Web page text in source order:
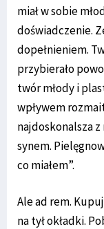
miał w sobie
doświadczenie.
dopełnieniem.
przybierało
twór młody i
wpływem
najdoskonalsza
synem.
co miałem”.
Ale ad rem.
na tył okładki.